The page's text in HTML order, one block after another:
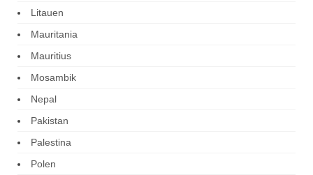
Litauen
Mauritania
Mauritius
Mosambik
Nepal
Pakistan
Palestina
Polen